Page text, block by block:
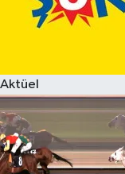
Aktüel